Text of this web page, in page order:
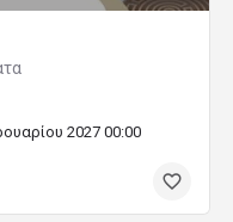
2027 00:00